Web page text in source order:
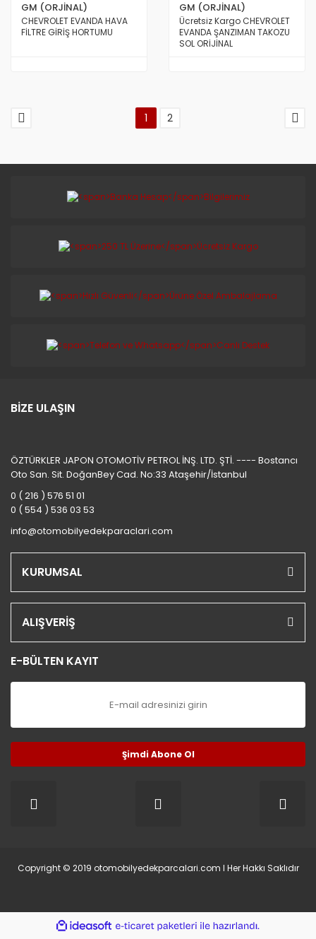
GM (ORJİNAL)
CHEVROLET EVANDA HAVA
FİLTRE GİRİŞ HORTUMU
GM (ORJİNAL)
Ücretsiz Kargo CHEVROLET
EVANDA ŞANZIMAN TAKOZU
SOL ORİJİNAL
1 2
BİZE ULAŞIN
ÖZTÜRKLER JAPON OTOMOTİV PETROL İNŞ. LTD. ŞTİ. ---- Bostancı
Oto San. Sit. DoğanBey Cad. No:33 Ataşehir/İstanbul
0 ( 216 ) 576 51 01
0 ( 554 ) 536 03 53
info@otomobilyedekparaclari.com
KURUMSAL
ALIŞVERİŞ
E-BÜLTEN KAYIT
Şimdi Abone Ol
Copyright © 2019 otomobilyedekparcalari.com l Her Hakkı Saklıdır
ideasoft
e-